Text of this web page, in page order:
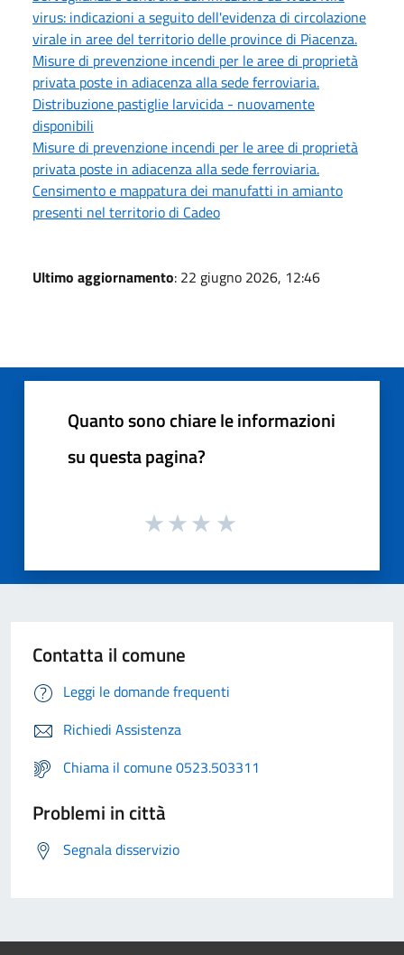
virus: indicazioni a seguito dell'evidenza di circolazione
virale in aree del territorio delle province di Piacenza.
Misure di prevenzione incendi per le aree di proprietà
privata poste in adiacenza alla sede ferroviaria.
Distribuzione pastiglie larvicida - nuovamente
disponibili
Misure di prevenzione incendi per le aree di proprietà
privata poste in adiacenza alla sede ferroviaria.
Censimento e mappatura dei manufatti in amianto
presenti nel territorio di Cadeo
Ultimo aggiornamento: 22 giugno 2026, 12:46
Quanto sono chiare le informazioni
su questa pagina?
Contatta il comune
Leggi le domande frequenti
Richiedi Assistenza
Chiama il comune 0523.503311
Problemi in città
Segnala disservizio